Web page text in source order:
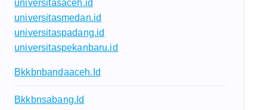
universitasaceh.id
universitasmedan.id
universitaspadang.id
universitaspekanbaru.id
Bkkbnbandaaceh.id
Bkkbnsabang.id